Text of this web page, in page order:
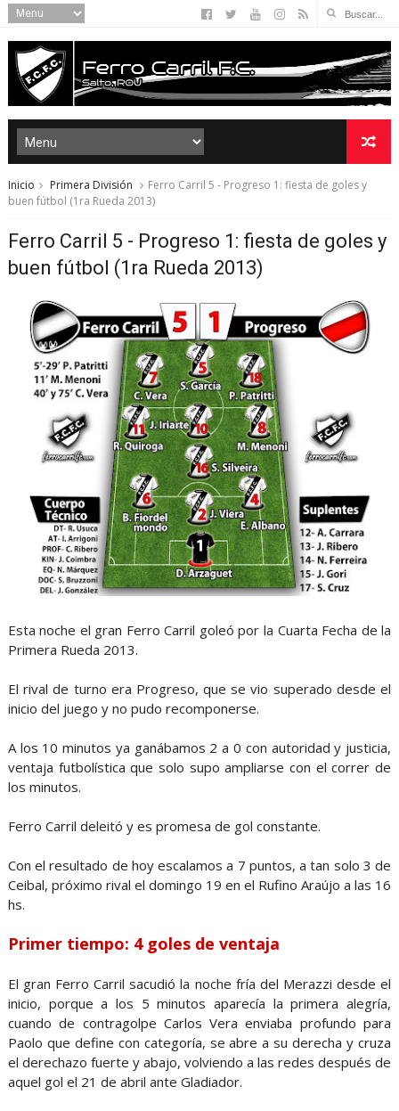
Inicio Primera División
Ferro Carril 5 - Progreso 1: fiesta de goles y
buen fútbol (1ra Rueda 2013)
Ferro Carril 5 - Progreso 1: fiesta de goles y
buen fútbol (1ra Rueda 2013)
Esta noche el gran Ferro Carril goleó por la Cuarta Fecha de la
Primera Rueda 2013.
El rival de turno era Progreso, que se vio superado desde el
inicio del juego y no pudo recomponerse.
A los 10 minutos ya ganábamos 2 a 0 con autoridad y justicia,
ventaja futbolística que solo supo ampliarse con el correr de
los minutos.
Ferro Carril deleitó y es promesa de gol constante.
Con el resultado de hoy escalamos a 7 puntos, a tan solo 3 de
Ceibal, próximo rival el domingo 19 en el Rufino Araújo a las 16
hs.
Primer tiempo: 4 goles de ventaja
El gran Ferro Carril sacudió la noche fría del Merazzi desde el
inicio, porque a los 5 minutos aparecía la primera alegría,
cuando de contragolpe Carlos Vera enviaba profundo para
Paolo que define con categoría, se abre a su derecha y cruza
el derechazo fuerte y abajo, volviendo a las redes después de
aquel gol el 21 de abril ante Gladiador.